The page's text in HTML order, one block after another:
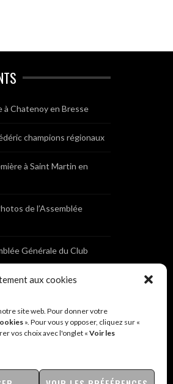
aux cookies
site web. Pour donner votre
». Pour vous y opposer, cliquez sur «
vos choix avec l'onglet «Voir les
à Chatenoy en Bresse
champions régionaux
à Saint Martin en
de l’Assemblée
Générale du Club
Brochon (21)
(21)
71 – Cécile Guyon